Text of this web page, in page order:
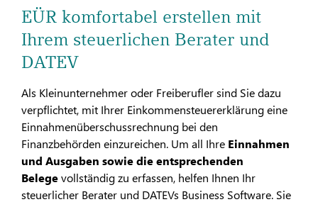
EÜR komfortabel erstellen mit
Ihrem steuerlichen Berater und
DATEV
Als Kleinunternehmer oder Freiberufler sind Sie dazu
verpflichtet, mit Ihrer Einkommensteuererklärung eine
Einnahmenüberschussrechnung bei den
Finanzbehörden einzureichen. Um all Ihre Einnahmen
und Ausgaben sowie die entsprechenden
Belegevollständig zu erfassen, helfen Ihnen Ihr
steuerlicher Berater und DATEVs Business Software. Sie